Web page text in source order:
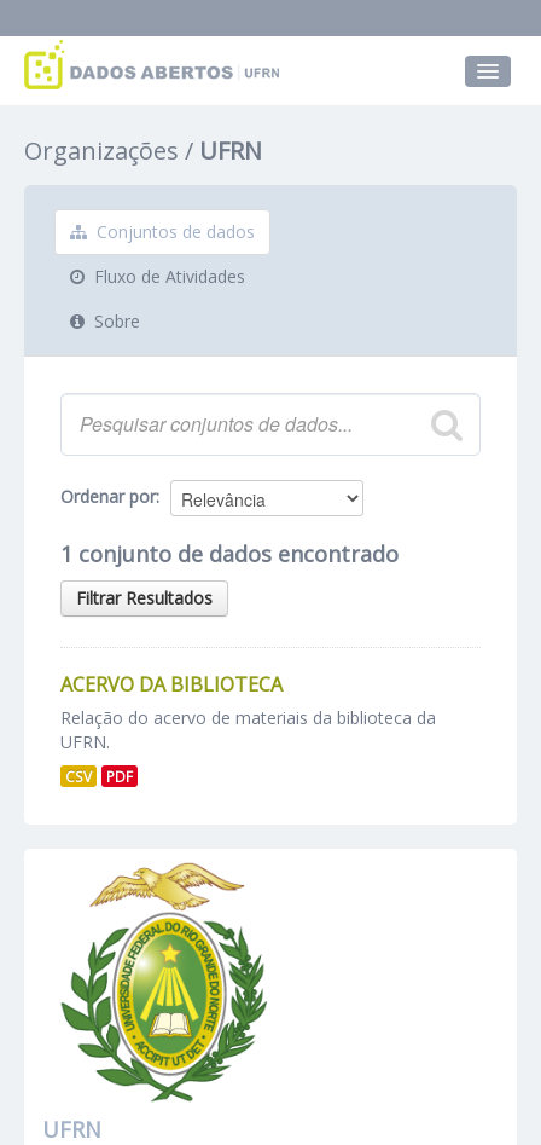
Grupos
Sobre
Organizações UFRN
Conjuntos de dados
Fluxo de Atividades
Sobre
Ordenar por
1 conjunto de dados encontrado
Filtrar Resultados
ACERVO DA BIBLIOTECA
Relação do acervo de materiais da biblioteca da
UFRN.
CSV PDF
UFRN